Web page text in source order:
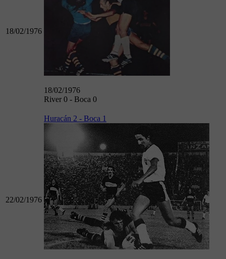
18/02/1976
18/02/1976
River 0 - Boca 0
22/02/1976
Huracán 2 - Boca 1